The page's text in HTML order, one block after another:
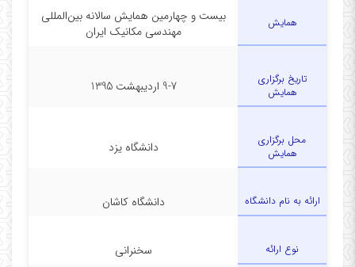
همایش
بیست و چهارمین همایش سالانه بین‌المللی
مهندسی مکانیک ایران
تاریخ برگزاری
همایش
9-7 اردیبهشت 1395
محل برگزاری
همایش
دانشگاه یزد
ارائه به نام دانشگاه دانشگاه کاشان
نوع ارائه سخنرانی